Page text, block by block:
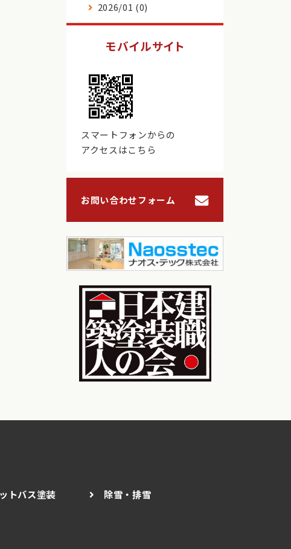
2026/01 (0)
モバイルサイト
スマートフォンからの
アクセスはこちら
お問い合わせフォーム
トバス塗装
除雪・排雪